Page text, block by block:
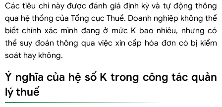
Các tiêu chí này được đánh giá định kỳ và tự động thông
qua hệ thống của Tổng cục Thuế. Doanh nghiệp không thể
biết chính xác mình đang ở mức K bao nhiêu, nhưng có
thể suy đoán thông qua việc xin cấp hóa đơn có bị kiểm
soát hay không.
Ý nghĩa của hệ số K trong công tác quản
lý thuế